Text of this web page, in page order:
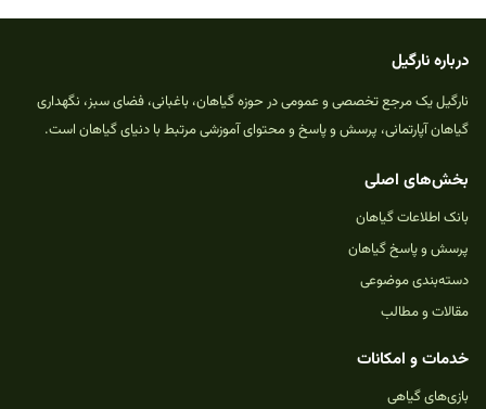
درباره نارگیل
نارگیل یک مرجع تخصصی و عمومی در حوزه گیاهان، باغبانی، فضای سبز، نگهداری
گیاهان آپارتمانی، پرسش و پاسخ و محتوای آموزشی مرتبط با دنیای گیاهان است.
بخش‌های اصلی
بانک اطلاعات گیاهان
پرسش و پاسخ گیاهان
دسته‌بندی موضوعی
مقالات و مطالب
خدمات و امکانات
بازی‌های گیاهی